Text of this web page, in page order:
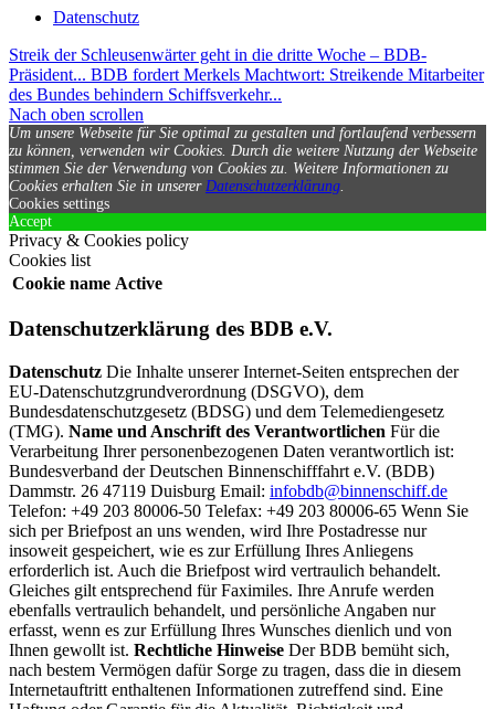
Datenschutz
Streik der Schleusenwärter geht in die dritte Woche – BDB-
Präsident... BDB fordert Merkels Machtwort: Streikende Mitarbeiter
des Bundes behindern Schiffsverkehr...
Nach oben scrollen
Um unsere Webseite für Sie optimal zu gestalten und fortlaufend verbessern
zu können, verwenden wir Cookies. Durch die weitere Nutzung der Webseite
stimmen Sie der Verwendung von Cookies zu. Weitere Informationen zu
Cookies erhalten Sie in unserer Datenschutzerklärung
Cookies settings
Accept
Privacy & Cookies policy
Cookies list
Cookie name Active
Datenschutzerklärung des BDB e.V.
Datenschutz Die Inhalte unserer Internet-Seiten entsprechen der
EU-Datenschutzgrundverordnung (DSGVO), dem
Bundesdatenschutzgesetz (BDSG) und dem Telemediengesetz
(TMG). Name und Anschrift des Verantwortlichen Für die
Verarbeitung Ihrer personenbezogenen Daten verantwortlich ist:
Bundesverband der Deutschen Binnenschifffahrt e.V. (BDB)
Dammstr. 26 47119 Duisburg Email: infobdb@binnenschiff.de
Telefon: +49 203 80006-50 Telefax: +49 203 80006-65 Wenn Sie
sich per Briefpost an uns wenden, wird Ihre Postadresse nur
insoweit gespeichert, wie es zur Erfüllung Ihres Anliegens
erforderlich ist. Auch die Briefpost wird vertraulich behandelt.
Gleiches gilt entsprechend für Faximiles. Ihre Anrufe werden
ebenfalls vertraulich behandelt, und persönliche Angaben nur
erfasst, wenn es zur Erfüllung Ihres Wunsches dienlich und von
Ihnen gewollt ist. Rechtliche Hinweise Der BDB bemüht sich,
nach bestem Vermögen dafür Sorge zu tragen, dass die in diesem
Internetauftritt enthaltenen Informationen zutreffend sind. Eine